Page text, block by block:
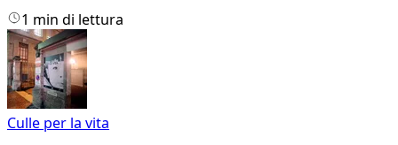
1 min di lettura
Culle per la vita